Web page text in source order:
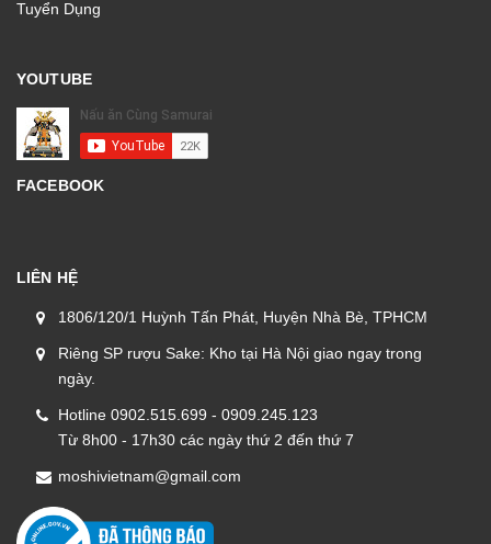
Tuyển Dụng
YOUTUBE
FACEBOOK
LIÊN HỆ
1806/120/1 Huỳnh Tấn Phát, Huyện Nhà Bè, TPHCM
Riêng SP rượu Sake: Kho tại Hà Nội giao ngay trong
ngày.
Hotline 0902.515.699 - 0909.245.123
Từ 8h00 - 17h30 các ngày thứ 2 đến thứ 7
moshivietnam@gmail.com